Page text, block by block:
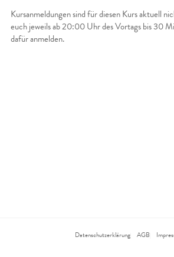
Kursanmeldungen sind für diesen Kurs aktuell
euch jeweils ab 20:00 Uhr des Vortags bis 30
dafür anmelden.
Datenschutzerklärung AGB